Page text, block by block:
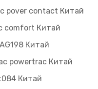
pover contact Китай
comfort Китай
Китай
powertrac Китай
Китай